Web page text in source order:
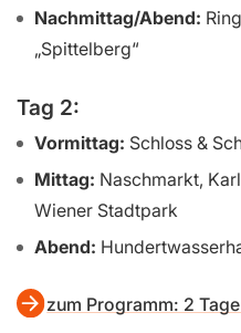
Nachmittag/Abend:
„Spittelberg“
Tag 2:
Vormittag: Schloss &
Mittag: Naschmarkt,
Wiener Stadtpark
Abend:
zum Programm: 2